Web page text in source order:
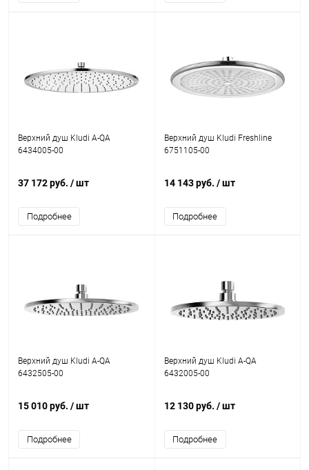
Верхний душ Kludi A-QA
6434005-00
37 172 руб. / шт
Подробнее
Верхний душ Kludi Freshline
6751105-00
14 143 руб. / шт
Подробнее
Верхний душ Kludi A-QA
6432505-00
15 010 руб. / шт
Подробнее
Верхний душ Kludi A-QA
6432005-00
12 130 руб. / шт
Подробнее